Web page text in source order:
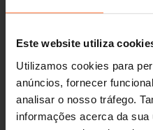
Este website utiliza
Utilizamos cookies para
anúncios, fornecer
analisar o nosso tráfego.
informações acerca da
Banco de parque
duplo
de aço